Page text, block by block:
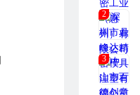
2
3